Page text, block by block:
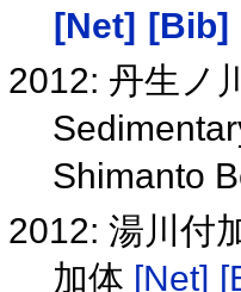
[Net]
[Bib]
2012: 丹生ノ
Shimanto
2012: 湯川付
加体 [Net]